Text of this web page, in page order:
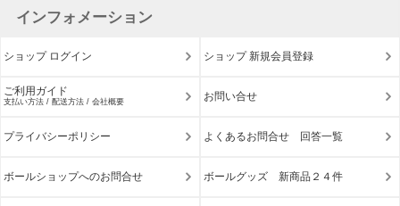
インフォメーション
ショップ ログイン ショップ 新規会員登録
ご利用ガイド
支払い方法 / 配送方法 / 会社概要 お問い合せ
プライバシーポリシー よくあるお問合せ 回答一覧
ボールショップへのお問合せ ボールグッズ 新商品２４件